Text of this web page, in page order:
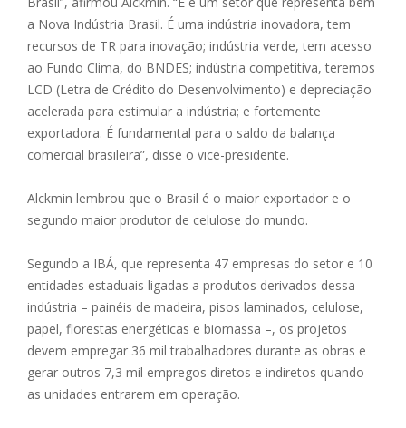
a Nova Indústria Brasil. É uma indústria inovadora, tem
recursos de TR para inovação; indústria verde, tem acesso
ao Fundo Clima, do BNDES; indústria competitiva, teremos
LCD (Letra de Crédito do Desenvolvimento) e depreciação
acelerada para estimular a indústria; e fortemente
exportadora. É fundamental para o saldo da balança
comercial brasileira”, disse o vice-presidente.
Alckmin lembrou que o Brasil é o maior exportador e o
segundo maior produtor de celulose do mundo.
Segundo a IBÁ, que representa 47 empresas do setor e 10
entidades estaduais ligadas a produtos derivados dessa
indústria – painéis de madeira, pisos laminados, celulose,
papel, florestas energéticas e biomassa –, os projetos
devem empregar 36 mil trabalhadores durante as obras e
gerar outros 7,3 mil empregos diretos e indiretos quando
as unidades entrarem em operação.